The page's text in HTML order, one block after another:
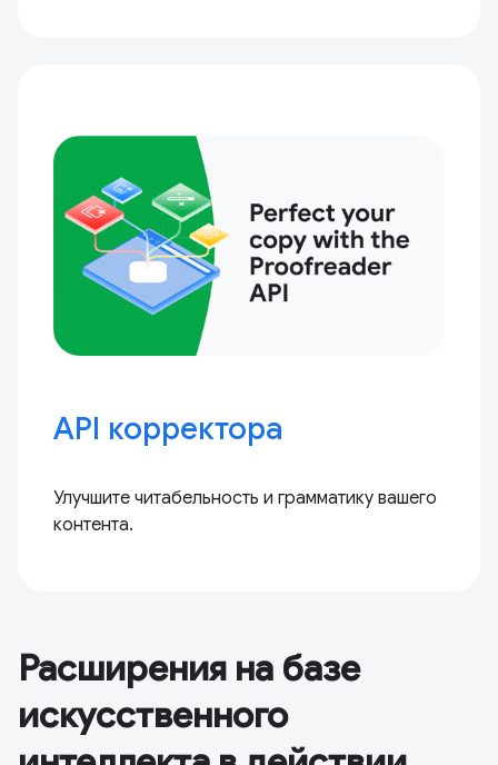
API корректора
Улучшите читабельность и грамматику вашего
контента.
Расширения на базе
искусственного